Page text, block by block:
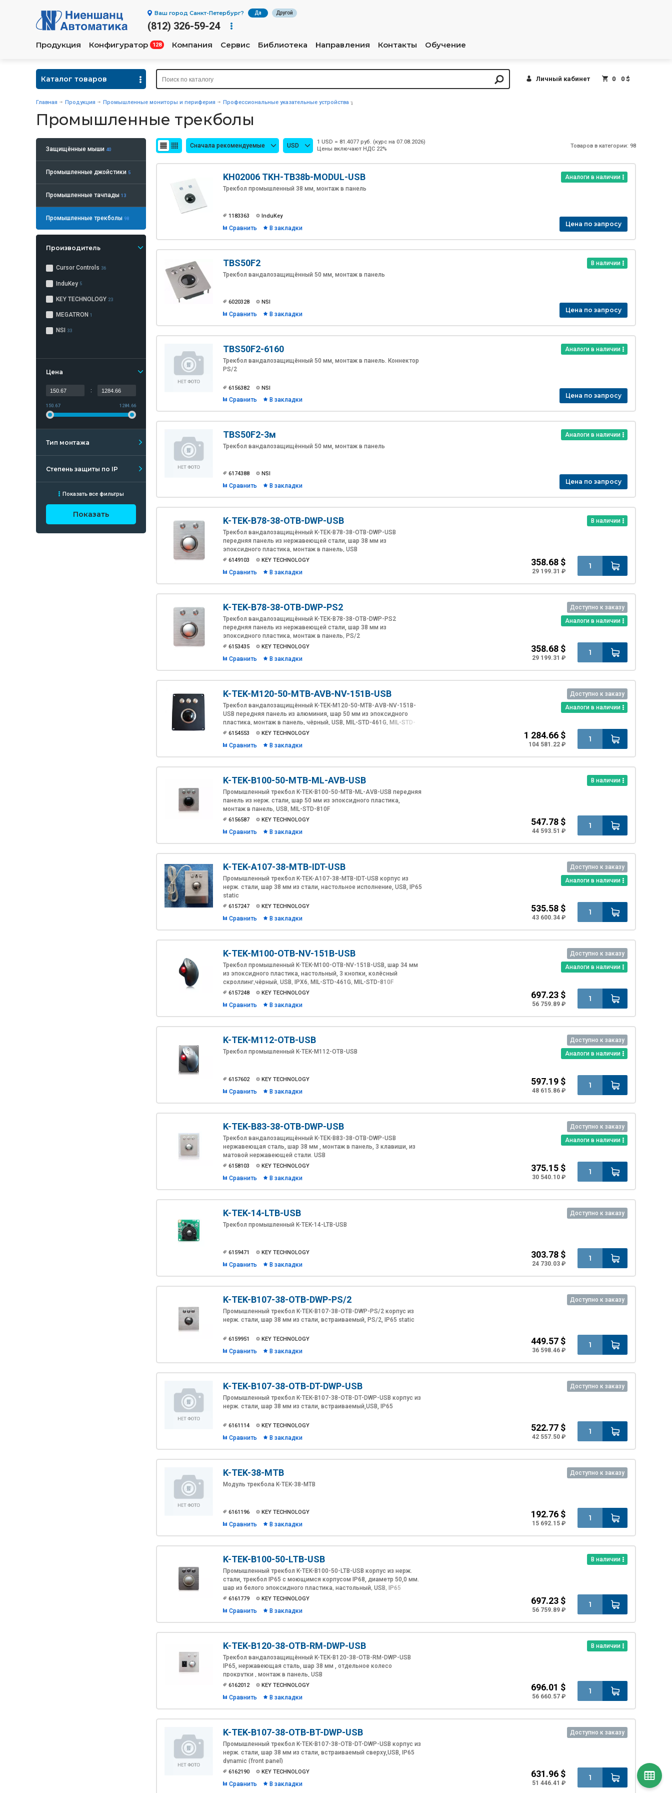
Ваш город Санкт-Петербург? Да Другой
(812) 326-59-24
Продукция Конфигуратор 128 Компания Сервис Библиотека Направления Контакты Обучение
Каталог товаров Личный кабинет 0 0 $
Главная Продукция Промышленные мониторы и периферия Профессиональные указательные устройства
Промышленные трекболы
Защищённые мыши 40
Промышленные джойстики 5
Промышленные тачпады 13
Промышленные трекболы 98
Производитель
Cursor Controls 36
InduKey 5
KEY TECHNOLOGY 23
MEGATRON 1
NSI 33
Цена
:
150.67 1284.66
Тип монтажа
Степень защиты по IP
Показать все фильтры
Показать
Сначала рекомендуемые USD
1 USD = 81.4077 руб. (курс на 07.08.2026)
Цены включают НДС 22%
Товаров в категории: 98
Аналоги в наличии
KH02006 TKH-TB38b-MODUL-USB
Трекбол промышленный 38 мм, монтаж в панель
1183363 InduKey
Сравнить В закладки
Цена по запросу
В наличии
TBS50F2
Трекбол вандалозащищённый 50 мм, монтаж в панель
6020328 NSI
Сравнить В закладки
Цена по запросу
Аналоги в наличии
TBS50F2-6160
Трекбол вандалозащищённый 50 мм, монтаж в панель. Коннектор
PS/2
6156382 NSI
Сравнить В закладки
Цена по запросу
Аналоги в наличии
TBS50F2-3м
Трекбол вандалозащищённый 50 мм, монтаж в панель
6174388 NSI
Сравнить В закладки
Цена по запросу
В наличии
K-TEK-B78-38-OTB-DWP-USB
Трекбол вандалозащищённый K-TEK-B78-38-OTB-DWP-USB
передняя панель из нержавеющей стали, шар 38 мм из
эпоксидного пластика, монтаж в панель, USB
6149103 KEY TECHNOLOGY
Сравнить В закладки
358.68 $
29 199.31 ₽
Доступно к заказу
Аналоги в наличии
K-TEK-B78-38-OTB-DWP-PS2
Трекбол вандалозащищённый K-TEK-B78-38-OTB-DWP-PS2
передняя панель из нержавеющей стали, шар 38 мм из
эпоксидного пластика, монтаж в панель, PS/2
6153435 KEY TECHNOLOGY
Сравнить В закладки
358.68 $
29 199.31 ₽
Доступно к заказу
Аналоги в наличии
K-TEK-M120-50-MTB-AVB-NV-151B-USB
Трекбол вандалозащищённый K-TEK-M120-50-MTB-AVB-NV-151B-
USB передняя панель из алюминия, шар 50 мм из эпоксидного
пластика, монтаж в панель, чёрный, USB, MIL-STD-461G, MIL-STD-
810F
6154553 KEY TECHNOLOGY
Сравнить В закладки
1 284.66 $
104 581.22 ₽
В наличии
K-TEK-B100-50-MTB-ML-AVB-USB
Промышленный трекбол K-TEK-B100-50-MTB-ML-AVB-USB передняя
панель из нерж. стали, шар 50 мм из эпоксидного пластика,
монтаж в панель, USB, MIL-STD-810F
6156587 KEY TECHNOLOGY
Сравнить В закладки
547.78 $
44 593.51 ₽
Доступно к заказу
Аналоги в наличии
K-TEK-A107-38-MTB-IDT-USB
Промышленный трекбол K-TEK-A107-38-MTB-IDT-USB корпус из
нерж. стали, шар 38 мм из стали, настольное исполнение, USB, IP65
static
6157247 KEY TECHNOLOGY
Сравнить В закладки
535.58 $
43 600.34 ₽
Доступно к заказу
Аналоги в наличии
K-TEK-M100-OTB-NV-151B-USB
Трекбол промышленный K-TEK-M100-OTB-NV-151B-USB, шар 34 мм
из эпоксидного пластика, настольный, 3 кнопки, колёсный
скроллинг,чёрный, USB, IPX6, MIL-STD-461G, MIL-STD-810F
6157248 KEY TECHNOLOGY
Сравнить В закладки
697.23 $
56 759.89 ₽
Доступно к заказу
Аналоги в наличии
K-TEK-M112-OTB-USB
Трекбол промышленный K-TEK-M112-OTB-USB
6157602 KEY TECHNOLOGY
Сравнить В закладки
597.19 $
48 615.86 ₽
Доступно к заказу
Аналоги в наличии
K-TEK-B83-38-OTB-DWP-USB
Трекбол вандалозащищённый K-TEK-B83-38-OTB-DWP-USB
нержавеющая сталь, шар 38 мм , монтаж в панель, 3 клавиши, из
матовой нержавеющей стали. USB
6158103 KEY TECHNOLOGY
Сравнить В закладки
375.15 $
30 540.10 ₽
Доступно к заказу
K-TEK-14-LTB-USB
Трекбол промышленный K-TEK-14-LTB-USB
6159471 KEY TECHNOLOGY
Сравнить В закладки
303.78 $
24 730.03 ₽
Доступно к заказу
K-TEK-B107-38-OTB-DWP-PS/2
Промышленный трекбол K-TEK-B107-38-OTB-DWP-PS/2 корпус из
нерж. стали, шар 38 мм из стали, встраиваемый, PS/2, IP65 static
6159951 KEY TECHNOLOGY
Сравнить В закладки
449.57 $
36 598.46 ₽
Доступно к заказу
K-TEK-B107-38-OTB-DT-DWP-USB
Промышленный трекбол K-TEK-B107-38-OTB-DT-DWP-USB корпус из
нерж. стали, шар 38 мм из стали, встраиваемый,USB, IP65
6161114 KEY TECHNOLOGY
Сравнить В закладки
522.77 $
42 557.50 ₽
Доступно к заказу
K-TEK-38-MTB
Модуль трекбола K-TEK-38-MTB
6161196 KEY TECHNOLOGY
Сравнить В закладки
192.76 $
15 692.15 ₽
В наличии
K-TEK-B100-50-LTB-USB
Промышленный трекбол K-TEK-B100-50-LTB-USB корпус из нерж.
стали, трекбол IP65 с моющимся корпусом IP68, диаметр 50,0 мм.
шар из белого эпоксидного пластика, настольный, USB, IP65
6161779 KEY TECHNOLOGY
Сравнить В закладки
697.23 $
56 759.89 ₽
В наличии
K-TEK-B120-38-OTB-RM-DWP-USB
Трекбол вандалозащищённый K-TEK-B120-38-OTB-RM-DWP-USB
IP65, нержавеющая сталь, шар 38 мм , отдельное колесо
прокрутки , монтаж в панель, USB
6162012 KEY TECHNOLOGY
Сравнить В закладки
696.01 $
56 660.57 ₽
Доступно к заказу
K-TEK-B107-38-OTB-BT-DWP-USB
Промышленный трекбол K-TEK-B107-38-OTB-DT-DWP-USB корпус из
нерж. стали, шар 38 мм из стали, встраиваемый сверху,USB, IP65
dynamic (front panel)
6162190 KEY TECHNOLOGY
Сравнить В закладки
631.96 $
51 446.41 ₽